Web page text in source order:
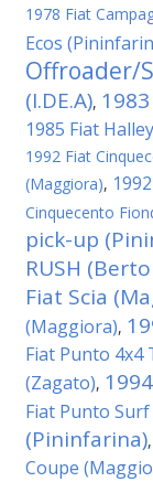
1978 Fiat
Ecos
Offroader/
(I.DE.A),
1985 Fiat
1992 Fiat
(Maggiora),
Cinquecento
pick-up
RUSH
Fiat Scia
(Maggiora),
Fiat Punto 4x4
(Zagato),
Fiat Punto
(Pininfarina),
Coupe